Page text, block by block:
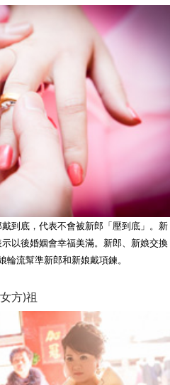
到底，代表不會被新郎「壓到底」。新
以後婚姻會幸福美滿。新郎、新娘交換
流幫準新郎和新娘戴項鍊。
方)祖